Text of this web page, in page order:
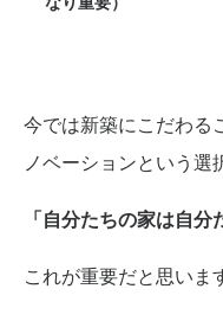
今では新築にこだわる
ノベーションという選
「自分たちの家は自分
これが重要だと思いま